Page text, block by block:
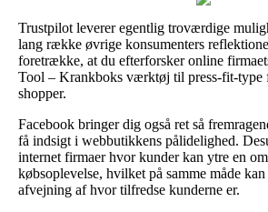
Trustpilot leverer egentlig troværdige
lang række øvrige konsumenters
foretrække, at du efterforsker online
Tool – Krankboks værktøj til press-fit-type
shopper.
Facebook bringer dig også ret så
få indsigt i webbutikkens pålidelighed.
internet firmaer hvor kunder kan ytre en
købsoplevelse, hvilket på samme måde
afvejning af hvor tilfredse kunderne er.